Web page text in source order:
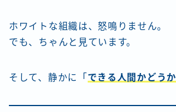
ホワイトな組織は、怒鳴りません。
でも、ちゃんと見ています。
そして、静かに「 できる人間かどうか